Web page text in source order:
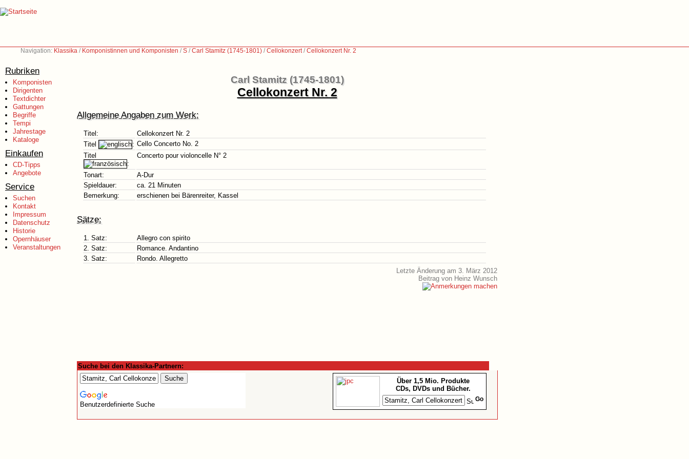
Navigation: Klassika / Komponistinnen und Komponisten /S /Carl Stamitz (1745-1801) /Cellokonzert/Cellokonzert Nr. 2
Rubriken
Komponisten
Dirigenten
Textdichter
Gattungen
Begriffe
Tempi
Jahrestage
Kataloge
Einkaufen
CD-Tipps
Angebote
Service
Suchen
Kontakt
Impressum
Datenschutz
Historie
Opernhäuser
Veranstaltungen
Carl Stamitz (1745-1801)
Cellokonzert Nr. 2
Allgemeine Angaben zum Werk:
Titel:
Cellokonzert Nr. 2
Titel
: Cello Concerto No. 2
Titel
:
Concerto pour violoncelle N° 2
Tonart:
A-Dur
Spieldauer:
ca. 21 Minuten
Bemerkung:
erschienen bei Bärenreiter, Kassel
Sätze:
1. Satz:
Allegro con spirito
2. Satz:
Romance. Andantino
3. Satz:
Rondo. Allegretto
Letzte Änderung am 3. März 2012
Beitrag von Heinz Wunsch
Suche bei den Klassika-Partnern:
Benutzerdefinierte Suche
Über 1,5 Mio. Produkte
CDs, DVDs und Bücher.
Go